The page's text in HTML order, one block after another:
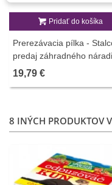
Pridať do košíka
Prerezávacia pílka -
predaj záhradného
1 ks
19,79 €
8 INÝCH PRODUKTOV